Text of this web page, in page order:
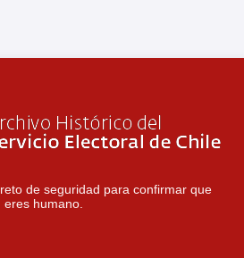
de seguridad para confirmar que
eres humano.